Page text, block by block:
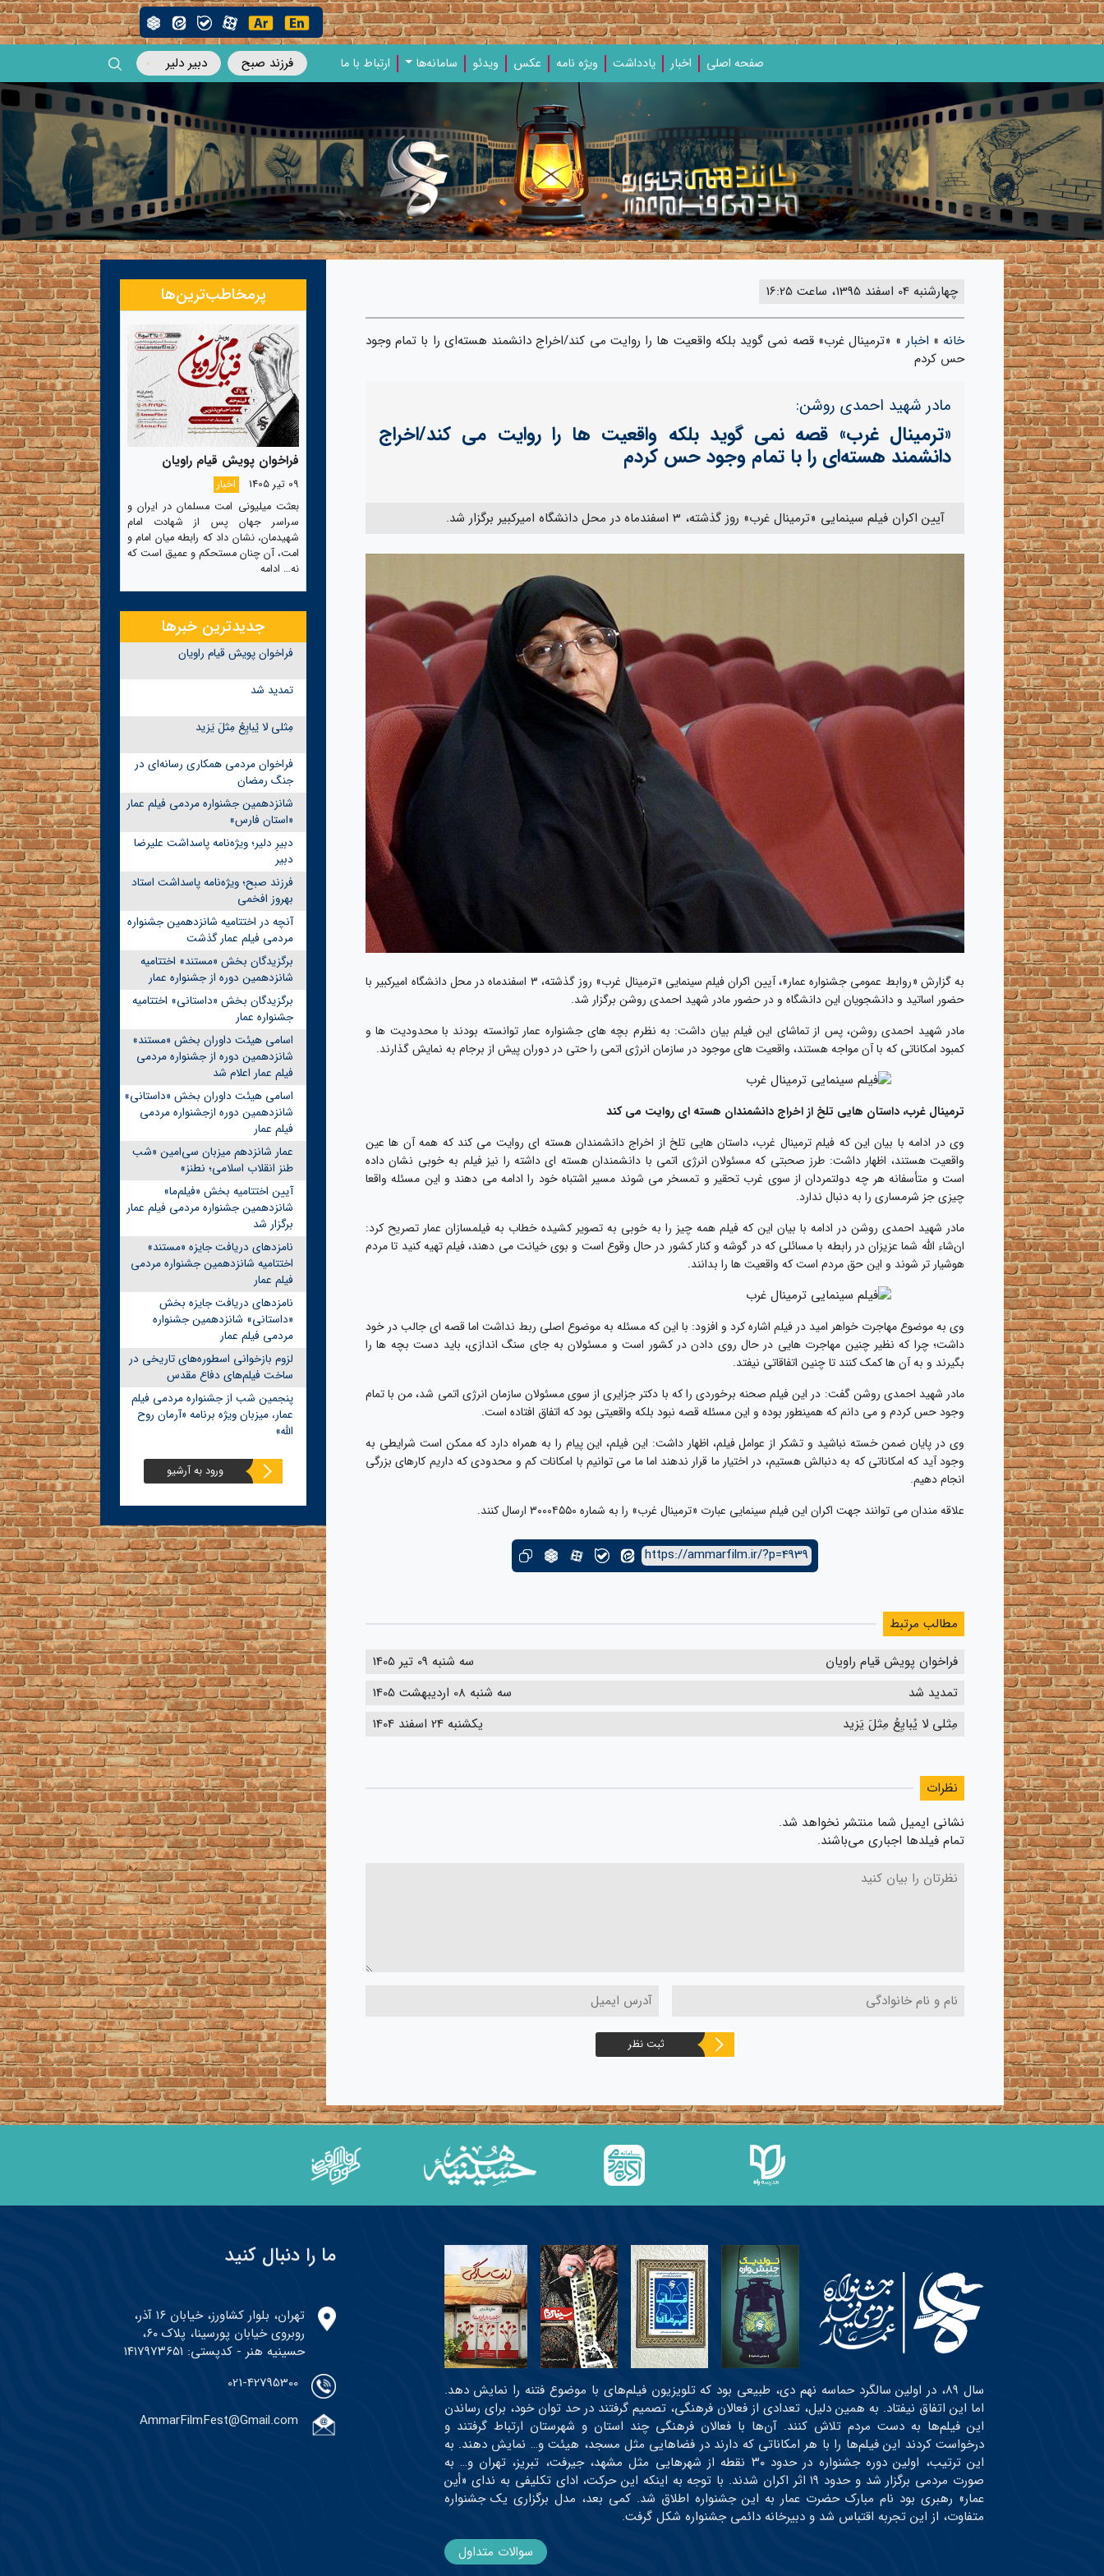
فرزند صبح دبیر دلیر صفحه اصلی اخبار یادداشت‌ ویژه‌ نامه‌ عکس ویدئو سامانه‌ها ارتباط با ما
چهارشنبه 04 اسفند 1395، ساعت 16:25
خانه» اخبار » «ترمینال غرب» قصه نمی گوید بلکه واقعیت ها را روایت می کند/اخراج دانشمند هسته‌ای را با تمام وجود
حس کردم
مادر شهید احمدی روشن:
«ترمینال غرب» قصه نمی گوید بلکه واقعیت ها را روایت می کند/اخراج
دانشمند هسته‌ای را با تمام وجود حس کردم
آیین اکران فیلم سینمایی «ترمینال غرب» روز گذشته، 3 اسفندماه در محل دانشگاه امیرکبیر برگزار شد.
به گزارش «روابط عمومی جشنواره عمار»، آیین اکران فیلم سینمایی «ترمینال غرب» روز گذشته، ۳ اسفندماه در محل دانشگاه امیرکبیر با
حضور اساتید و دانشجویان این دانشگاه و در حضور مادر شهید احمدی روشن برگزار شد.
مادر شهید احمدی روشن، پس از تماشای این فیلم بیان داشت: به نظرم بچه های جشنواره عمار توانسته بودند با محدودیت ها و
کمبود امکاناتی که با آن مواجه هستند، واقعیت های موجود در سازمان انرژی اتمی را حتی در دوران پیش از برجام به نمایش گذارند.
ترمینال غرب، داستان هایی تلخ از اخراج دانشمندان هسته ای روایت می کند
وی در ادامه با بیان این که فیلم ترمینال غرب، داستان هایی تلخ از اخراج دانشمندان هسته ای روایت می کند که همه آن ها عین
واقعیت هستند، اظهار داشت: طرز صحبتی که مسئولان انرژی اتمی با دانشمندان هسته ای داشته را نیز فیلم به خوبی نشان داده
است و متأسفانه هر چه دولتمردان از سوی غرب تحقیر و تمسخر می شوند مسیر اشتباه خود را ادامه می دهند و این مسئله واقعا
چیزی جز شرمساری را به دنبال ندارد.
مادر شهید احمدی روشن در ادامه با بیان این که فیلم همه چیز را به خوبی به تصویر کشیده خطاب به فیلمسازان عمار تصریح کرد:
ان‌شاء الله شما عزیزان در رابطه با مسائلی که در گوشه و کنار کشور در حال وقوع است و بوی خیانت می دهند، فیلم تهیه کنید تا مردم
هوشیار تر شوند و این حق مردم است که واقعیت ها را بدانند.
وی به موضوع مهاجرت خواهر امید در فیلم اشاره کرد و افزود: با این که مسئله به موضوع اصلی ربط نداشت اما قصه ای جالب در خود
داشت؛ چرا که نظیر چنین مهاجرت هایی در حال روی دادن در کشور است و مسئولان به جای سنگ اندازی، باید دست بچه ها را
بگیرند و به آن ها کمک کنند تا چنین اتفاقاتی نیفتد.
مادر شهید احمدی روشن گفت: در این فیلم صحنه برخوردی را که با دکتر جزایری از سوی مسئولان سازمان انرژی اتمی شد، من با تمام
وجود حس کردم و می دانم که همینطور بوده و این مسئله قصه نبود بلکه واقعیتی بود که اتفاق افتاده است.
وی در پایان ضمن خسته نباشید و تشکر از عوامل فیلم، اظهار داشت: این فیلم، این پیام را به همراه دارد که ممکن است شرایطی به
وجود آید که امکاناتی که به دنبالش هستیم، در اختیار ما قرار ندهند اما ما می توانیم با امکانات کم و محدودی که داریم کارهای بزرگی
انجام دهیم.
علاقه مندان می توانند جهت اکران این فیلم سینمایی عبارت «ترمینال غرب» را به شماره ۳۰۰۰۴۵۵۰ ارسال کنند.
https://ammarfilm.ir/?p=4939
مطالب مرتبط
فراخوان پویش قیام راویان
سه شنبه 09 تیر 1405
تمدید شد
سه شنبه 08 اردیبهشت 1405
مِثلی لا یُبایِعُ مِثلَ یَزید
یکشنبه 24 اسفند 1404
نظرات
نشانی ایمیل شما منتشر نخواهد شد.
تمام فیلدها اجباری می‌باشند.
ثبت نظر
پرمخاطب‌ترین‌ها
فراخوان پویش قیام راویان
09 تیر 1405
اخبار
بعثت میلیونی امت مسلمان در ایران و
سراسر جهان پس از شهادت امام
شهیدمان، نشان داد که رابطه میان امام و
امت، آن چنان مستحکم و عمیق است که
نه… ادامه
جدیدترین خبرها
فراخوان پویش قیام راویان
تمدید شد
مِثلی لا یُبایِعُ مِثلَ یَزید
فراخوان مردمی همکاری رسانه‌ای در
جنگ رمضان
شانزدهمین جشنواره مردمی فیلم عمار
«استان فارس»
دبیرِ دلیر؛ ویژه‌نامه پاسداشت علیرضا
دبیر
فرزند صبح؛ ویژه‌نامه پاسداشت استاد
بهروز افخمی
آنچه در اختتامیه شانزدهمین جشنواره
مردمی فیلم عمار گذشت
برگزیدگان بخش «مستند» اختتامیه
شانزدهمین دوره از جشنواره عمار
برگزیدگان بخش «داستانی» اختتامیه
جشنواره عمار
اسامی هیئت داوران بخش «مستند»
شانزدهمین دوره از جشنواره مردمی
فیلم عمار اعلام شد
اسامی هیئت داوران بخش «داستانی»
شانزدهمین دوره ازجشنواره مردمی
فیلم عمار
عمار شانزدهم میزبان سی‌امین «شب
طنز انقلاب اسلامی؛ نطنز»
آیین اختتامیه بخش «فیلم‌ما»
شانزدهمین جشنواره مردمی فیلم عمار
برگزار شد
نامزدهای دریافت جایزه «مستند»
اختتامیه شانزدهمین جشنواره مردمی
فیلم عمار
نامزدهای دریافت جایزه بخش
«داستانی» شانزدهمین جشنواره
مردمی فیلم عمار
لزوم بازخوانی اسطوره‌های تاریخی در
ساخت فیلم‌های دفاع مقدس
پنجمین شب از جشنواره مردمی فیلم
عمار، میزبان ویژه برنامه «آرمان روح
الله»
ورود به آرشیو
سال ۸۹، در اولین سالگرد حماسه نهم دی، طبیعی بود که تلویزیون فیلم‌های با موضوع فتنه را نمایش دهد.
اما این اتفاق نیفتاد. به همین دلیل، تعدادی از فعالان فرهنگی، تصمیم گرفتند در حد توان خود، برای رساندن
این فیلم‌ها به دست مردم تلاش کنند. آن‌ها با فعالان فرهنگی چند استان و شهرستان ارتباط گرفتند و
درخواست کردند این فیلم‌ها را با هر امکاناتی که دارند در فضاهایی مثل مسجد، هیئت و… نمایش دهند. به
این ترتیب، اولین دوره جشنواره در حدود ۳۰ نقطه از شهرهایی مثل مشهد، جیرفت، تبریز، تهران و… به
صورت مردمی برگزار شد و حدود ۱۹ اثر اکران شدند. با توجه به اینکه این حرکت، ادای تکلیفی به ندای «أین
عمار» رهبری بود نام مبارک حضرت عمار به این جشنواره اطلاق شد. کمی بعد، مدل برگزاری یک جشنواره
متفاوت، از این تجربه اقتباس شد و دبیرخانه دائمی جشنواره شکل گرفت.
سوالات متداول
ما را دنبال کنید
تهران، بلوار کشاورز، خیابان ۱۶ آذر،
روبروی خیابان پورسینا، پلاک ۶۰،
حسینیه هنر - کدپستی: ۱۴۱۷۹۷۳۶۵۱
021-42795300
AmmarFilmFest@Gmail.com